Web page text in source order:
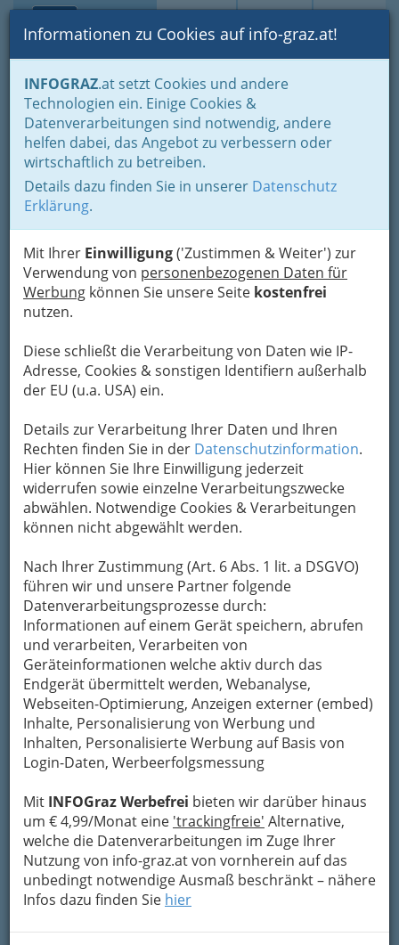
Suche Login Toggle
Informationen zu Cookies auf info-graz.at!
INFOGRAZ.at setzt Cookies und andere
Technologien ein. Einige Cookies &
Datenverarbeitungen sind notwendig, andere
helfen dabei, das Angebot zu verbessern oder
wirtschaftlich zu betreiben.
Details dazu finden Sie in unserer Datenschutz
Erklärung.
Mit Ihrer Einwilligung('Zustimmen & Weiter') zur
Verwendung von personenbezogenen Daten für
Werbung können Sie unsere Seite kostenfrei
nutzen.
Diese schließt die Verarbeitung von Daten wie IP-
Adresse, Cookies & sonstigen Identifiern außerhalb
der EU (u.a. USA) ein.
Details zur Verarbeitung Ihrer Daten und Ihren
Rechten finden Sie in der Datenschutzinformation.
Hier können Sie Ihre Einwilligung jederzeit
widerrufen sowie einzelne Verarbeitungszwecke
abwählen. Notwendige Cookies & Verarbeitungen
können nicht abgewählt werden.
Nach Ihrer Zustimmung (Art. 6 Abs. 1 lit. a DSGVO)
führen wir und unsere Partner folgende
Datenverarbeitungsprozesse durch:
Informationen auf einem Gerät speichern, abrufen
und verarbeiten, Verarbeiten von
Geräteinformationen welche aktiv durch das
Endgerät übermittelt werden, Webanalyse,
Webseiten-Optimierung, Anzeigen externer (embed)
Inhalte, Personalisierung von Werbung und
Inhalten, Personalisierte Werbung auf Basis von
Login-Daten, Werbeerfolgsmessung
Mit INFOGraz Werbefrei bieten wir darüber hinaus
um € 4,99/Monat eine 'trackingfreie' Alternative,
welche die Datenverarbeitungen im Zuge Ihrer
Nutzung von info-graz.at von vornherein auf das
unbedingt notwendige Ausmaß beschränkt – nähere
Infos dazu finden Sie hier
Home Branchen
Amschl & Gugg OEG
Kommunikationselektronik
Hugo-Schuchardt-Straße 24, 8010 Graz
Karte
Adresse mit Google Maps anschauen
Die wichtigsten Kategorien
Einkaufen & Schenken - der
Handel
Gutschein-Welt: von myToys
bis H&M, C&A u.v.m.
Gewinnspiele - Lokale
Gutscheine